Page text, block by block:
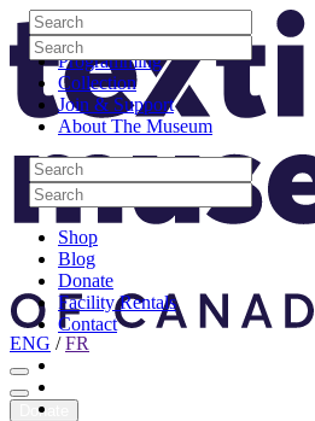
Skip to content
Visit
Programming
Collection
Join & Support
About The Museum
Search
Search
Search
Search
Shop
Blog
Donate
Facility Rentals
Contact
Youtube
Search
Search
Search
Search
Site Logo
ENG /FR
Donate